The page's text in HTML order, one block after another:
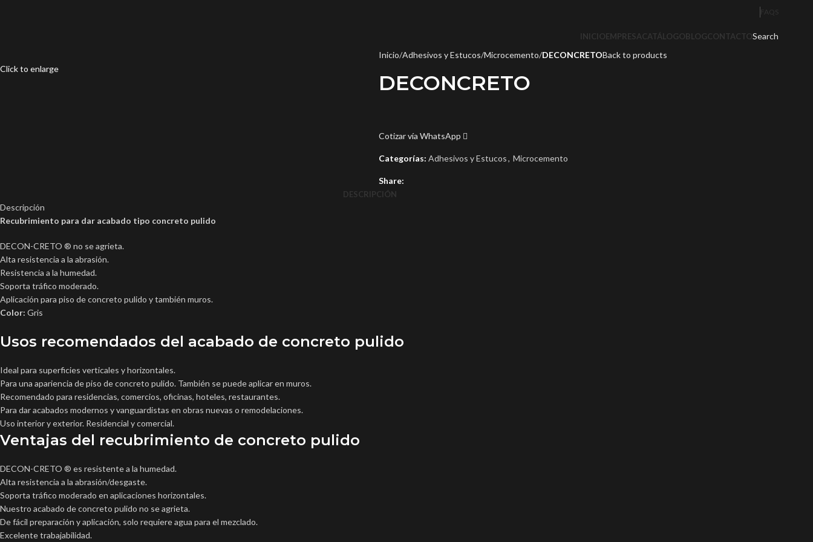
FAQS
INICIOEMPRESACATÁLOGOBLOGCONTACTOSearch
Click to enlarge
Inicio Adhesivos y Estucos Microcemento DECONCRETOBack to products
DECONCRETO
Cotizar vía WhatsApp
Categorías: Adhesivos y Estucos, Microcemento
Share:
DESCRIPCIÓN
Descripción
Recubrimiento para dar acabado tipo concreto pulido
DECON-CRETO ®️ no se agrieta.
Alta resistencia a la abrasión.
Resistencia a la humedad.
Soporta tráfico moderado.
Aplicación para piso de concreto pulido y también muros.
Color: Gris
Usos recomendados del acabado de concreto pulido
Ideal para superficies verticales y horizontales.
Para una apariencia de piso de concreto pulido. También se puede aplicar en muros.
Recomendado para residencias, comercios, oficinas, hoteles, restaurantes.
Para dar acabados modernos y vanguardistas en obras nuevas o remodelaciones.
Uso interior y exterior. Residencial y comercial.
Ventajas del recubrimiento de concreto pulido
DECON-CRETO ®️ es resistente a la humedad.
Alta resistencia a la abrasión/desgaste.
Soporta tráfico moderado en aplicaciones horizontales.
Nuestro acabado de concreto pulido no se agrieta.
De fácil preparación y aplicación, solo requiere agua para el mezclado.
Excelente trabajabilidad.